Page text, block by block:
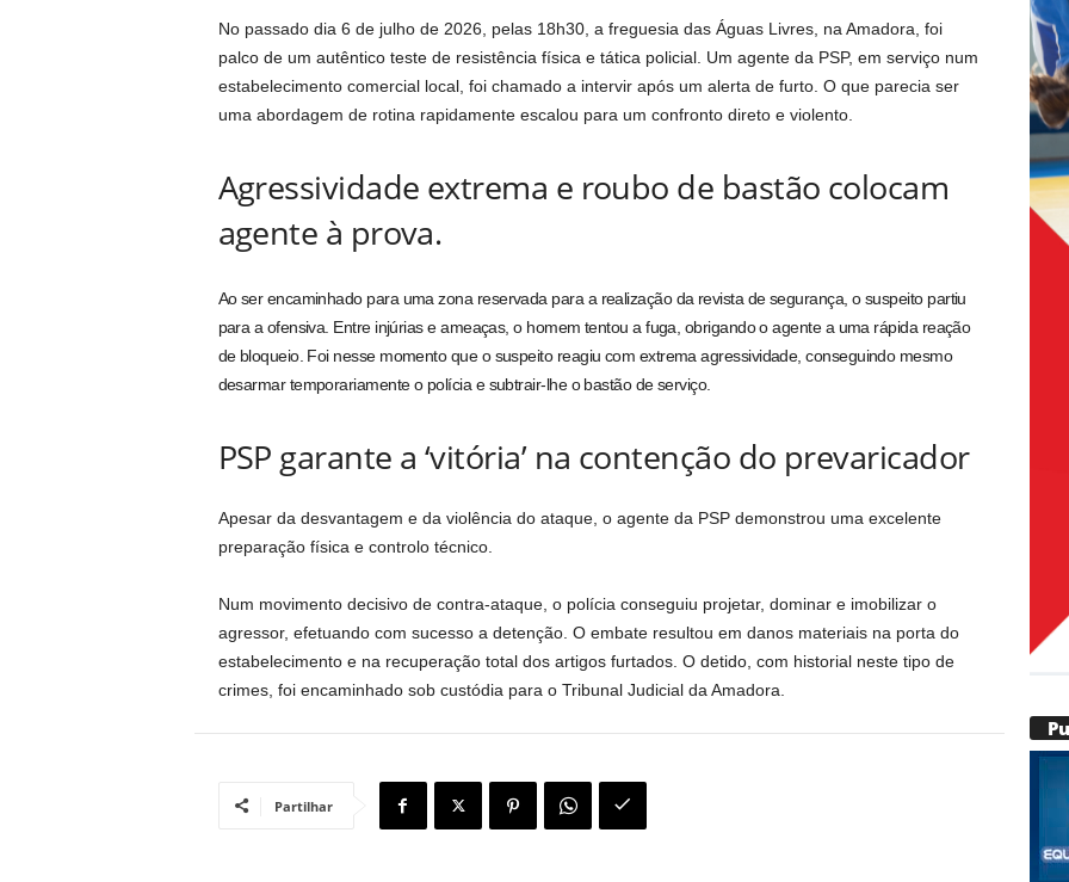
No passado dia 6 de julho de 2026, pelas 18h30, a freguesia das Águas Livres, na Amadora, foi
palco de um autêntico teste de resistência física e tática policial. Um agente da PSP, em serviço num
estabelecimento comercial local, foi chamado a intervir após um alerta de furto. O que parecia ser
uma abordagem de rotina rapidamente escalou para um confronto direto e violento.
Agressividade extrema e roubo de bastão colocam
agente à prova.
Ao ser encaminhado para uma zona reservada para a realização da revista de segurança, o suspeito partiu
para a ofensiva. Entre injúrias e ameaças, o homem tentou a fuga, obrigando o agente a uma rápida reação
de bloqueio. Foi nesse momento que o suspeito reagiu com extrema agressividade, conseguindo mesmo
desarmar temporariamente o polícia e subtrair-lhe o bastão de serviço.
PSP garante a ‘vitória’ na contenção do prevaricador
Apesar da desvantagem e da violência do ataque, o agente da PSP demonstrou uma excelente
preparação física e controlo técnico.
Num movimento decisivo de contra-ataque, o polícia conseguiu projetar, dominar e imobilizar o
agressor, efetuando com sucesso a detenção. O embate resultou em danos materiais na porta do
estabelecimento e na recuperação total dos artigos furtados. O detido, com historial neste tipo de
crimes, foi encaminhado sob custódia para o Tribunal Judicial da Amadora.
Partilhar